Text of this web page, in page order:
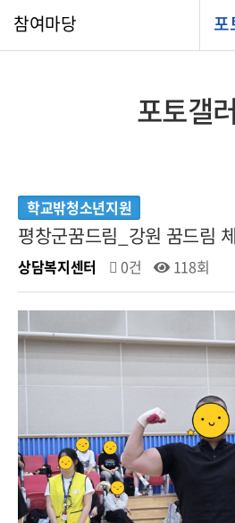
참여마당 포
포토갤
학교밖청소년지원
평창군꿈드림_강원 꿈드림
상담복지센터 0건 118회